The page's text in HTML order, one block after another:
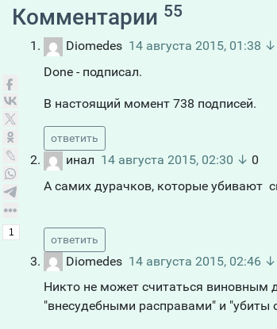
Комментарии 55
Diomedes 14 августа 2015, 01:38 ↓
Done - подписал.
В настоящий момент 738 подписей.
ответить
инал 14 августа 2015, 02:30 ↓ 0
А самих дурачков, которые убивают
ответить
Diomedes 14 августа 2015, 02:46 ↓
Никто не может считаться виновным
"внесудебными расправами" и "убиты
1